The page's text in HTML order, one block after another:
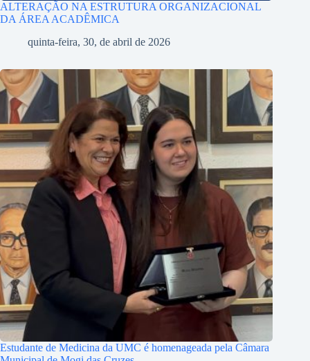
ALTERAÇÃO NA ESTRUTURA ORGANIZACIONAL
DA ÁREA ACADÊMICA
quinta-feira, 30, de abril de 2026
Estudante de Medicina da UMC é homenageada pela Câmara